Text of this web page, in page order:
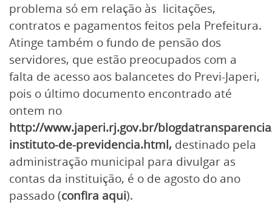
problema só em relação às licitações,
contratos e pagamentos feitos pela Prefeitura.
Atinge também o fundo de pensão dos
servidores, que estão preocupados com a
falta de acesso aos balancetes do Previ-Japeri,
pois o último documento encontrado até
ontem no
http://www.japeri.rj.gov.br/
instituto-de-previdencia.html, destinado pela
administração municipal para divulgar as
contas da instituição, é o de agosto do ano
passado (confira aqui).